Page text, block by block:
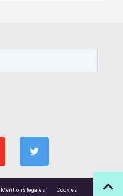
Mentions légales Cookies